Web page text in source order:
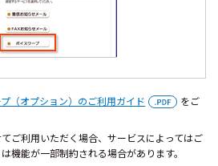
（オプション）のご利用ガイド
をご
ご利用いただく場合、サービスによってはご
機能が一部制約される場合があります。